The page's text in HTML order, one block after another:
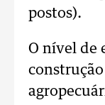
postos).
O nível de